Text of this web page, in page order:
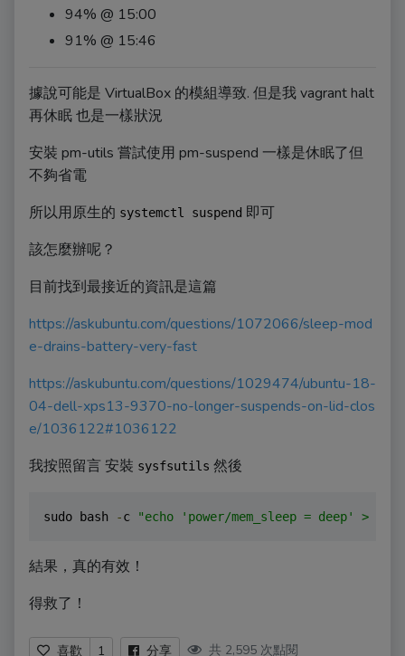
94% @ 15:00
91% @ 15:46
據說可能是 VirtualBox 的模組導致. 但是我 vagrant halt
再休眠 也是一樣狀況
安裝 pm-utils 嘗試使用 pm-suspend 一樣是休眠了但
不夠省電
所以用原生的 systemctl suspend 即可
該怎麼辦呢？
目前找到最接近的資訊是這篇
https://askubuntu.com/questions/1072066/sleep-mod
e-drains-battery-very-fast
https://askubuntu.com/questions/1029474/ubuntu-18-
04-dell-xps13-9370-no-longer-suspends-on-lid-clos
e/1036122#1036122
我按照留言 安裝 sysfsutils 然後
sudo bash -c "echo 'power/mem_sleep = deep' > /
結果，真的有效！
得救了！
喜歡 1 分享 共 2,595 次點閱